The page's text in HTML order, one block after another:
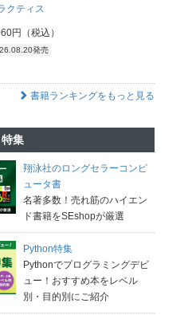
クティス
円（税込）
発売
書籍ランキングをもっと見る
集
翔泳社のロングセラーコンピ
ュータ書
名著多数！売れ筋のハイエン
ド書籍をSEshopが厳選
Python特集
Pythonでプログラミングデビ
ュー！おすすめ本をレベル
別・目的別にご紹介